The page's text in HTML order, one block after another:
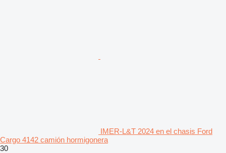
IMER-L&T 2024 en el chasis Ford
Cargo 4142 camión hormigonera
30